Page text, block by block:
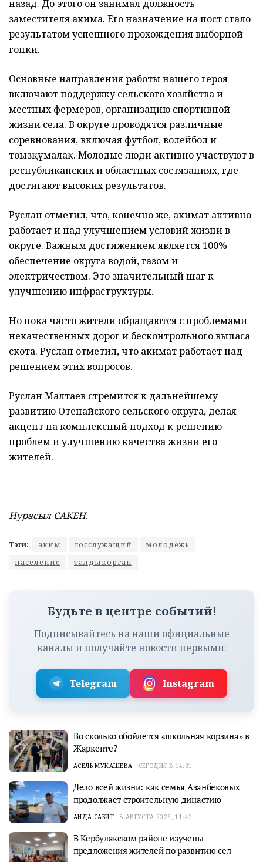
назад. До этого он занимал должность
заместителя акима. Его назначение на пост стало
результатом успешного прохождения выборной
гонки.
Основные направления работы нашего героя
включают поддержку сельского хозяйства и
местных фермеров, организацию спортивной
жизни села. В округе проводятся различные
соревнования, включая футбол, волейбол и
тоғызқұмалақ. Молодые люди активно участвуют в
республиканских и областных состязаниях, где
достигают высоких результатов.
Руслан отметил, что, конечно же, акимат активно
работает и над улучшением условий жизни в
округе. Важным достижением является 100%
обеспечение округа водой, газом и
электричеством. Это значительный шаг к
улучшению инфраструктуры.
Но пока часто жители обращаются с проблемами
некачественных дорог и бесконтрольного выпаса
скота. Руслан отметил, что акимат работает над
решением этих вопросов.
Руслан Малтаев стремится к дальнейшему
развитию Отенайского сельского округа, делая
акцент на комплексный подход к решению
проблем и улучшению качества жизни его
жителей.
Нурасыл САКЕН.
Тэги: аким госслужащий
молодежь
население
талдыкорган
Будьте в центре событий!
Подписывайтесь на наши официальные
каналы и получайте новости первыми:
Telegram Instagram
Во сколько обойдется «школьная корзина» в
Жаркенте?
АСЕЛЬ МУКАШЕВА СЕГОДНЯ В 14:31
Дело всей жизни: как семья Азанбековых
продолжает строительную династию
АИДА САБИТ 8 АВГУСТА 2026, 11:42
В Кербулакском районе изучены
предложения жителей по развитию сел